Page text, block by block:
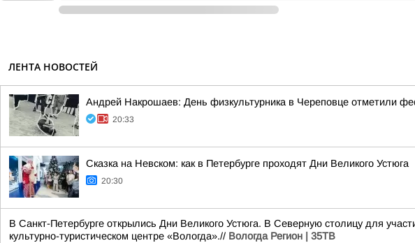
ЛЕНТА НОВОСТЕЙ
Андрей Накрошаев: День физкультурника в Череповце отметили
20:33
Сказка на Невском: как в Петербурге проходят Дни Великого Устюга
20:30
В Санкт-Петербурге открылись Дни Великого Устюга. В Северную столицу для
культурно-туристическом центре «Вологда».// Вологда Регион | 35ТВ